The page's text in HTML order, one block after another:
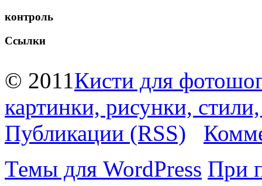
контроль
Ссылки
© 2011Кисти для
картинки, рисунки,
Публикации (RSS)
Темы для WordPress При